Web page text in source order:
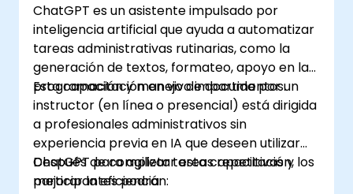
ChatGPT es un asistente impulsado por
inteligencia artificial que ayuda a automatizar
tareas administrativas rutinarias, como la
generación de textos, formateo, apoyo en la
programación y manejo de documentos.
Esta capacitación en vivo impartida por un
instructor (en línea o presencial) está dirigida
a profesionales administrativos sin
experiencia previa en IA que deseen utilizar
ChatGPT para agilizar tareas repetitivas y
mejorar la eficiencia.
Después de completar esta capacitación, los
participantes podrán: